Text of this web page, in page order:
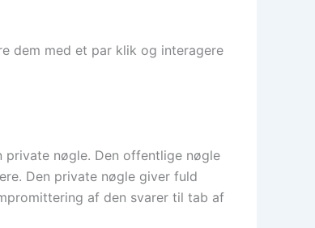
dem med et par klik og interagere
nøgle. Den offentlige nøgle
Den private nøgle giver fuld
af den svarer til tab af